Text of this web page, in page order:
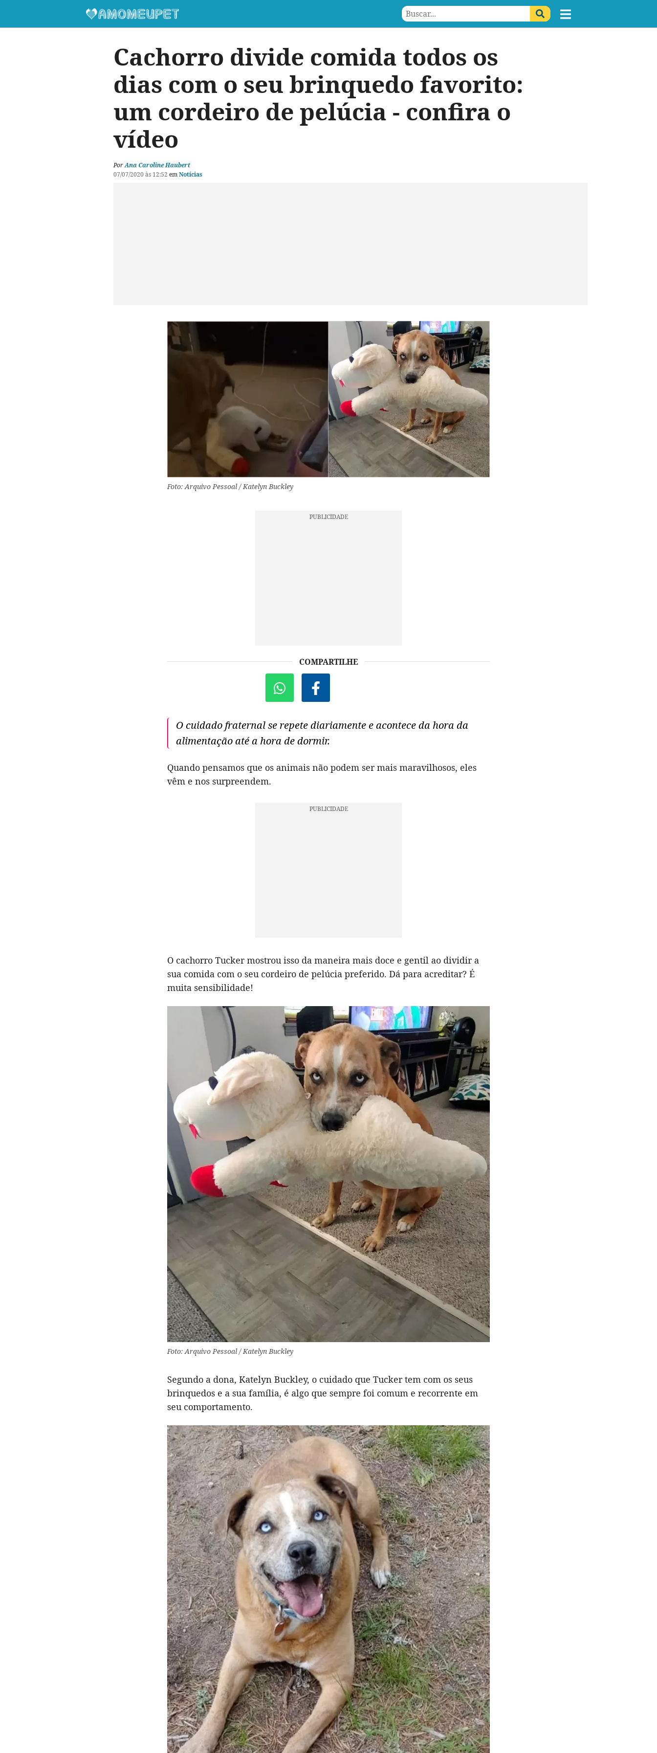
Cachorro divide comida todos os
dias com o seu brinquedo favorito:
um cordeiro de pelúcia - confira o
vídeo
PorAna Caroline Haubert
07/07/2020 às 12:52 emNotícias
Foto: Arquivo Pessoal / Katelyn Buckley
COMPARTILHE
O cuidado fraternal se repete diariamente e acontece da hora da
alimentação até a hora de dormir.
Quando pensamos que os animais não podem ser mais maravilhosos, eles
vêm e nos surpreendem.
O cachorro Tucker mostrou isso da maneira mais doce e gentil ao dividir a
sua comida com o seu cordeiro de pelúcia preferido. Dá para acreditar? É
muita sensibilidade!
Foto: Arquivo Pessoal / Katelyn Buckley
Segundo a dona, Katelyn Buckley, o cuidado que Tucker tem com os seus
brinquedos e a sua família, é algo que sempre foi comum e recorrente em
seu comportamento.